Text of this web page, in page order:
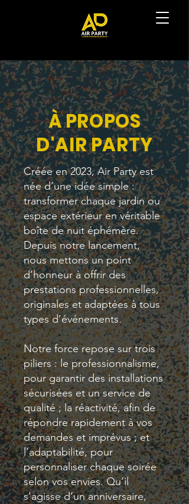
À PROPOS
D'AIR PARTY
Créée en 2023, Air Party est
née d’une idée simple :
transformer chaque jardin ou
espace extérieur en véritable
boîte de nuit éphémère.
Depuis notre lancement,
nous mettons un point
d’honneur à offrir des
prestations professionnelles,
originales et adaptées à tous
types d’événements.
Notre force repose sur trois
piliers : le professionnalisme,
pour garantir des installations
sécurisées et un service de
qualité ; la réactivité, afin de
répondre rapidement à vos
demandes et imprévus ; et
l’adaptabilité, pour
personnaliser chaque soirée
selon vos envies. Qu’il
s’agisse d’un anniversaire,